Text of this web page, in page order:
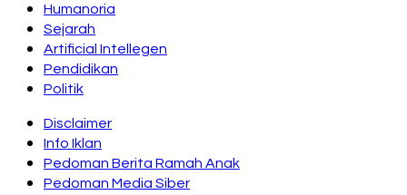
Humanoria
Sejarah
Artificial Intellegen
Pendidikan
Politik
Disclaimer
Info Iklan
Pedoman Berita Ramah Anak
Pedoman Media Siber